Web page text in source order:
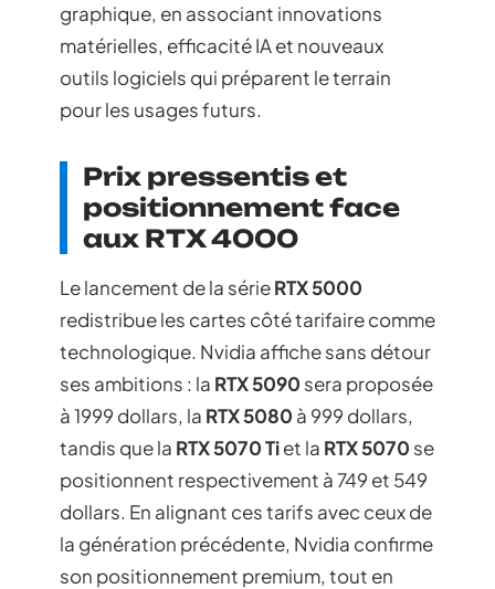
graphique, en associant innovations
matérielles, efficacité IA et nouveaux
outils logiciels qui préparent le terrain
pour les usages futurs.
Prix pressentis et
positionnement face
aux RTX 4000
Le lancement de la sérieRTX 5000
redistribue les cartes côté tarifaire comme
technologique. Nvidia affiche sans détour
ses ambitions : la RTX 5090 sera proposée
à 1999 dollars, la RTX 5080 à 999 dollars,
tandis que la RTX 5070 Tiet la RTX 5070 se
positionnent respectivement à 749 et 549
dollars. En alignant ces tarifs avec ceux de
la génération précédente, Nvidia confirme
son positionnement premium, tout en